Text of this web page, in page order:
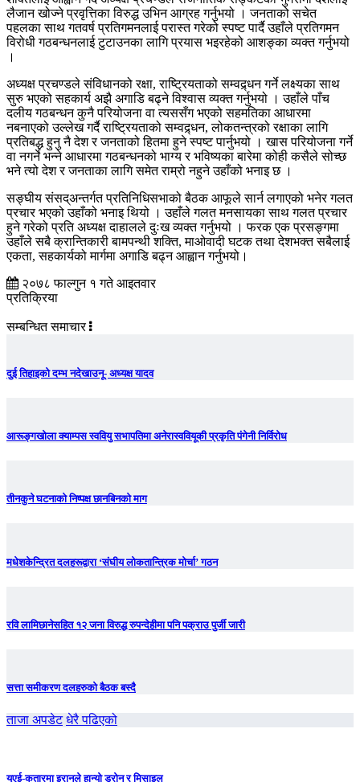
लैजान खोज्ने प्रवृत्तिका विरुद्ध उभिन आग्रह गर्नुभयो । जनताको सचेत
पहलका साथ गतवर्ष प्रतिगमनलाई परास्त गरेको स्पष्ट पार्दै उहाँले प्रतिगमन
विरोधी गठबन्धनलाई टुटाउनका लागि प्रयास भइरहेको आशङ्का व्यक्त गर्नुभयो
।
अध्यक्ष प्रचण्डले संविधानको रक्षा, राष्ट्रियताको सम्वद्र्धन गर्ने लक्ष्यका साथ
सुरु भएको सहकार्य अझै अगाडि बढ्ने विश्वास व्यक्त गर्नुभयो । उहाँले पाँच
दलीय गठबन्धन कुनै परियोजना वा त्यससँग भएको सहमतिका आधारमा
नबनाएको उल्लेख गर्दै राष्ट्रियताको सम्वद्र्धन, लोकतन्त्रको रक्षाका लागि
प्रतिबद्ध हुनु नै देश र जनताको हितमा हुने स्पष्ट पार्नुभयो । खास परियोजना गर्ने
वा नगर्ने भन्ने आधारमा गठबन्धनको भाग्य र भविष्यका बारेमा कोही कसैले सोच्छ
भने त्यो देश र जनताका लागि समेत राम्रो नहुने उहाँको भनाइ छ ।
सङ्घीय संसद्अन्तर्गत प्रतिनिधिसभाको बैठक आफूले सार्न लगाएको भनेर गलत
प्रचार भएको उहाँको भनाइ थियो । उहाँले गलत मनसायका साथ गलत प्रचार
हुने गरेको प्रति अध्यक्ष दाहालले दुःख व्यक्त गर्नुभयो । फरक एक प्रसङ्गमा
उहाँले सबै क्रान्तिकारी बामपन्थी शक्ति, माओवादी घटक तथा देशभक्त सबैलाई
एकता, सहकार्यको मार्गमा अगाडि बढ्न आह्वान गर्नुभयो।
२०७८ फाल्गुन १ गते आइतवार
प्रतिक्रिया
सम्बन्धित समाचार
दुई तिहाइको दम्भ नदेखाउनू- अध्यक्ष यादव
आरूङ्गखोला क्याम्पस स्ववियु सभापतिमा अनेरास्ववियूकी प्रकृति पंगेनी निर्विरोध
तीनकुने घटनाकाे निष्पक्ष छानबिनकाे माग
मधेशकेन्द्रित दलहरूद्वारा ‘संघीय लोकतान्त्रिक मोर्चा’ गठन
रवि लामिछानेसहित १२ जना विरुद्ध रुपन्देहीमा पनि पक्राउ पुर्जी जारी
सत्ता समीकरण दलहरुको बैठक बस्दै
ताजा अपडेट धेरै पढिएको
युएई-कतारमा इरानले हान्यो ड्रोन र मिसाइल